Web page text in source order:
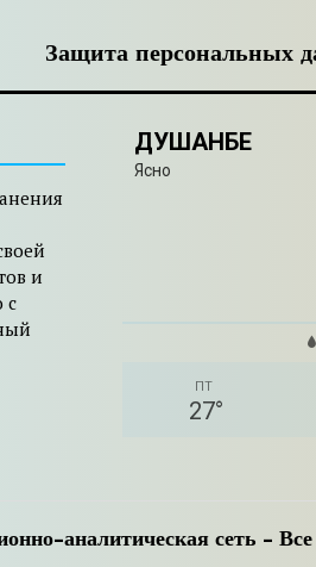
Защита персональных
и
с
ДУШАНБЕ
Ясно
ПТ
27°
аналитическая сеть -